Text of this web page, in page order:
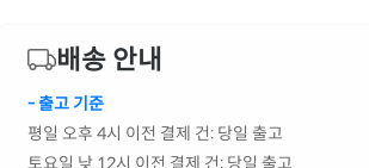
배송 안내
- 출고 기준
평일 오후 4시 이전 결제 건: 당일 출고
토요일 낮 12시 이전 결제 건: 당일 출고